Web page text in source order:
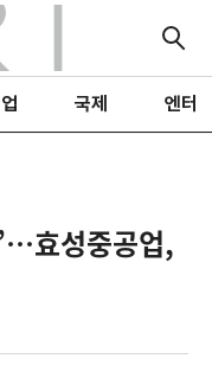
국제 엔터
효성중공업,